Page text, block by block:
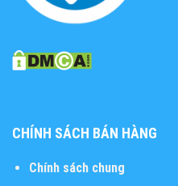
CHÍNH SÁCH BÁN HÀNG
Chính sách chung